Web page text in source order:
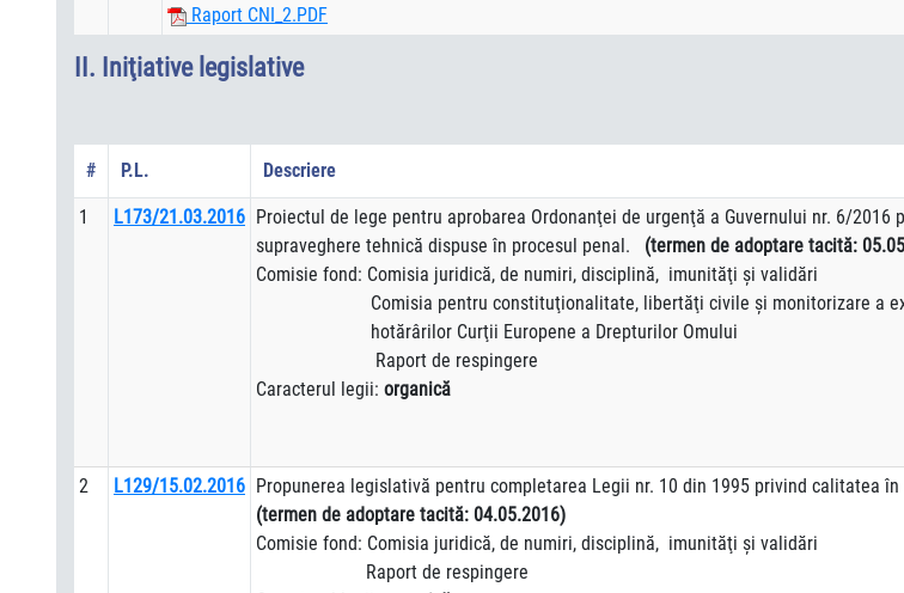
Raport CNI_2.PDF
II. Iniţiative legislative
# P.L. Descriere
1 L173/21.03.2016 Proiectul de lege pentru aprobarea Ordonanţei de urgenţă a Guvernului nr. 6/
supraveghere tehnică dispuse în procesul penal.
(termen de adoptare tacită:
Comisie fond: Comisia juridică, de numiri, disciplină, imunităţi şi validări
Comisia pentru constituţionalitate, libertăţi civile şi monitorizare a
hotărârilor Curţii Europene a Drepturilor Omului
Raport de respingere
Caracterul legii: organică
2 L129/15.02.2016 Propunerea legislativă pentru completarea Legii nr. 10 din 1995 privind calitatea
(termen de adoptare tacită: 04.05.2016)
Comisie fond: Comisia juridică, de numiri, disciplină, imunităţi şi validări
Raport de respingere